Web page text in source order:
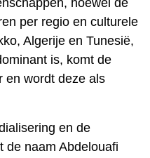
hoewel de
per regio en culturele
Algerije en Tunesië,
is, komt de
en wordt deze als
en de
de naam Abdelouafi